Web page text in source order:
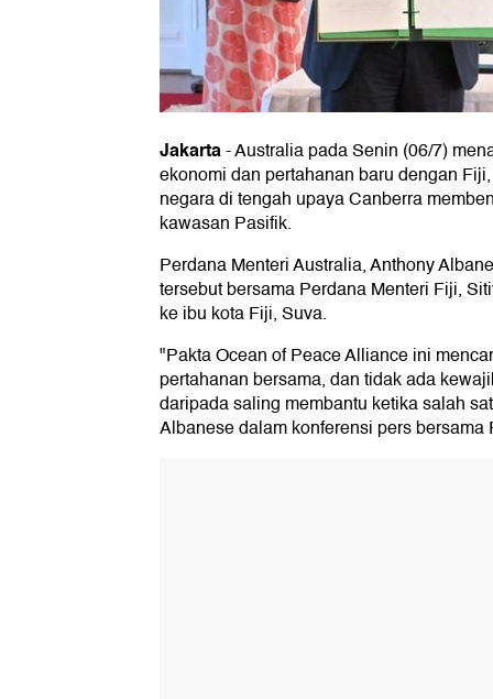
Jakarta-Australia pada Senin (06/7)
ekonomi dan pertahanan baru dengan
negara di tengah upaya Canberra
kawasan Pasifik.
Perdana Menteri Australia, Anthony
tersebut bersama Perdana Menteri Fiji,
ke ibu kota Fiji, Suva.
"Pakta Ocean of Peace Alliance ini
pertahanan bersama, dan tidak ada
daripada saling membantu ketika salah
Albanese dalam konferensi pers bersama